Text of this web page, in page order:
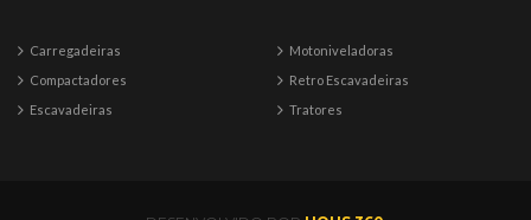
Carregadeiras
Compactadores
Escavadeiras
Motoniveladoras
Retro Escavadeiras
Tratores